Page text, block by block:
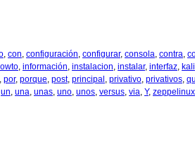
, con, configuración, configurar, consola, contra,
, información, instalacion, instalar, interfaz, kali
, por, porque, post, principal , privativo, privativos,
un, una, unas, uno, unos, versus, via, Y, zeppelinux